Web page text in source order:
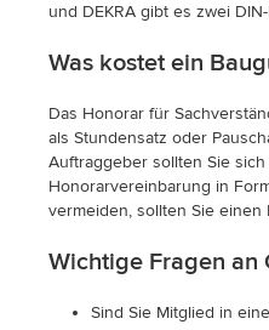
und DEKRA gibt es zwei
Was kostet ein
Das Honorar für
als Stundensatz oder
Auftraggeber sollten Sie
Honorarvereinbarung in
vermeiden, sollten Sie
Wichtige Fragen an
Sind Sie Mitglied in